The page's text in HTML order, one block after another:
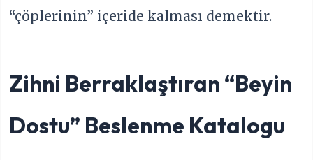
“çöplerinin” içeride kalması demektir.
Zihni Berraklaştıran “Beyin
Dostu” Beslenme Katalogu